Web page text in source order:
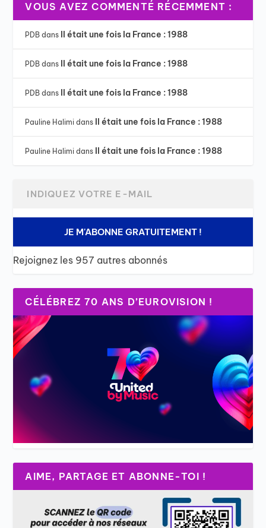
VOUS AVEZ COMMENTÉ RÉCEMMENT :
PDB dans Il était une fois la France : 1988
PDB dans Il était une fois la France : 1988
PDB dans Il était une fois la France : 1988
Pauline Halimi dans Il était une fois la France : 1988
Pauline Halimi dans Il était une fois la France : 1988
JE M'ABONNE GRATUITEMENT !
Rejoignez les 957 autres abonnés
CÉLÉBREZ 70 ANS D’EUROVISION !
AIME, PARTAGE ET ABONNE-TOI !